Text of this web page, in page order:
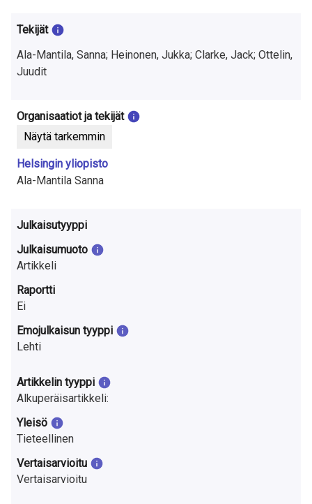
k
i
u
k
s
s
t
a
S
u
o
m
e
s
s
a
Tekijät
Ala-Mantila, Sanna; Heinonen, Jukka; Clarke, Jack; Ottelin,
Juudit
Organisaatiot ja tekijät
Näytä tarkemmin
Helsingin yliopisto
Ala-Mantila Sanna
Julkaisutyyppi
Julkaisumuoto
Artikkeli
Raportti
Ei
Emojulkaisun tyyppi
Lehti
Artikkelin tyyppi
Alkuperäisartikkeli:
Yleisö
Tieteellinen
Vertaisarvioitu
Vertaisarvioitu